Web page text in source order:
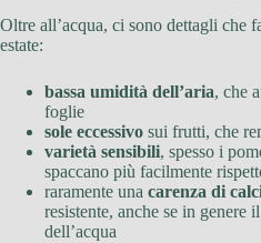
Oltre all’acqua, ci sono dettagli che
estate:
bassa umidità dell’aria, che
foglie
sole eccessivo sui frutti, che
varietà sensibili, spesso i
spaccano più facilmente
raramente una carenza di
resistente, anche se in genere
dell’acqua